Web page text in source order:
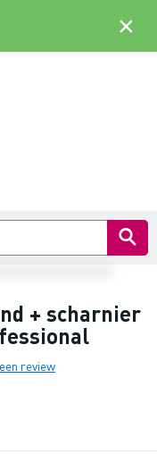
+ scharnier
review
×